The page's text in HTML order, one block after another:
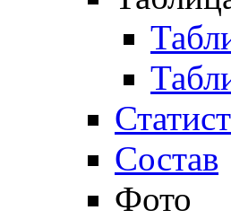
Состав
Фото